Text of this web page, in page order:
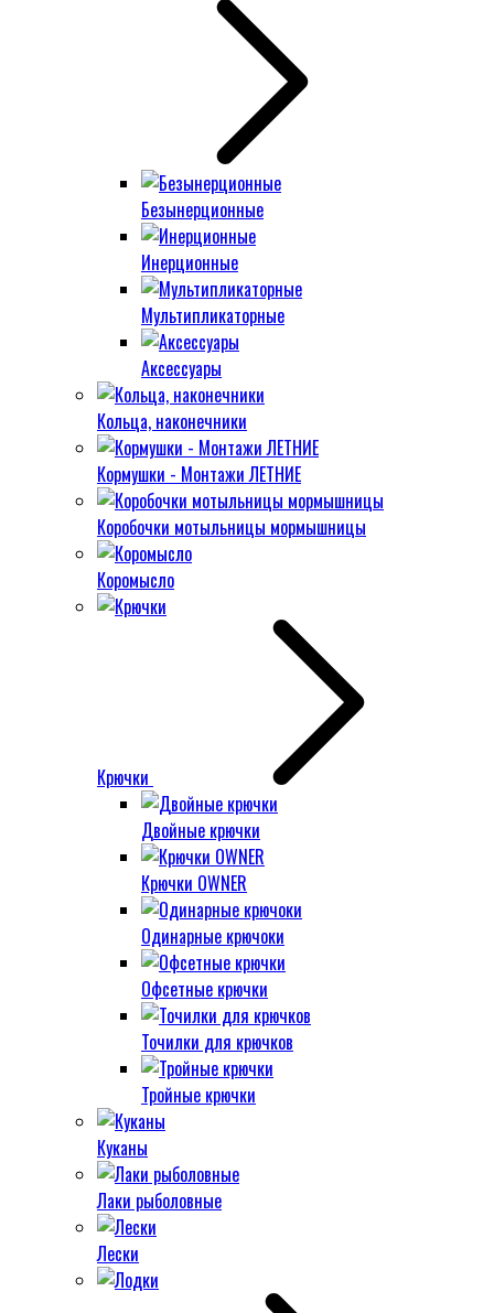
Безынерционные
Инерционные
Мультипликаторные
Аксессуары
Кольца, наконечники
Кормушки - Монтажи ЛЕТНИЕ
Коробочки мотыльницы мормышницы
Коромысло
Крючки
Двойные крючки
Крючки OWNER
Одинарные крючоки
Офсетные крючки
Точилки для крючков
Тройные крючки
Куканы
Лаки рыболовные
Лески